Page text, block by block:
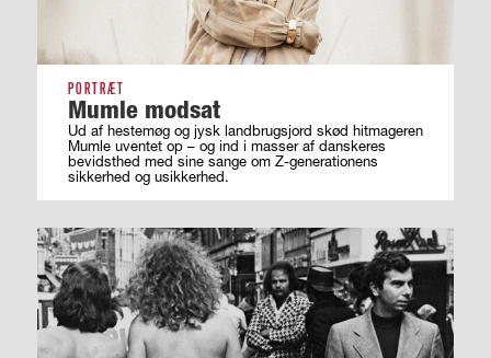
PORTRÆT
Mumle modsat
Ud af hestemøg og jysk landbrugsjord skød hitmageren
Mumle uventet op – og ind i masser af ­danskeres
bevidsthed med sine sange om ­Z-generationens
sikkerhed og usikkerhed.